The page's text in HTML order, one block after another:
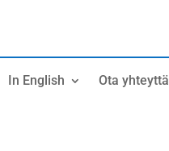
In English Ota yhteyttä